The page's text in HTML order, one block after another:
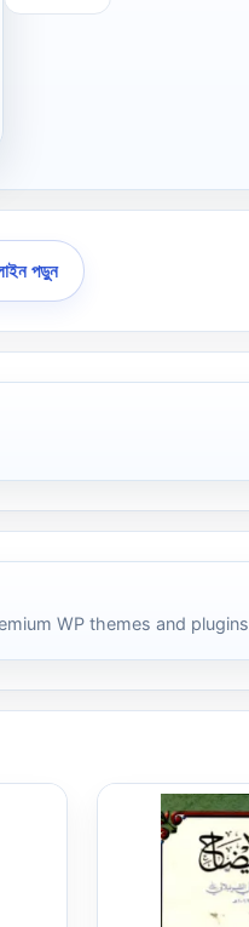
পড়ুন
WP themes and plugins